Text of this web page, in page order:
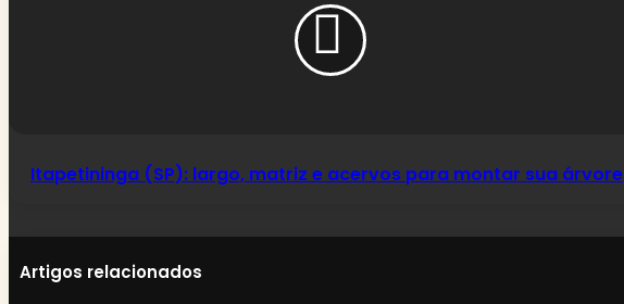
Itapetininga (SP): largo, matriz e acervos para montar sua árvore
Artigos relacionados